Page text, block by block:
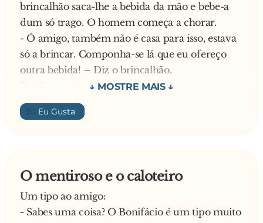
repetir:
- Tem certeza disso?
- Absolutíssima! – respondeu a professora.
Joãozinho levanta então a imensa pilha de
provas, enfia a dele no meio, dá uma
embaralhadinha e diz:
- Então descobra…
brincalhão saca-lhe a bebida da mão e bebe-a
dum só trago. O homem começa a chorar.
- Ó amigo, também não é casa para isso, estava
só a brincar. Componha-se lá que eu ofereço
outra bebida! – Diz o brincalhão.
Explica o primeiro:
- Não vale a pena! Hoje é o meu dia de azar.
Acordei e em vez da minha mulher a meu lado,
descubro um bilhete a dizer que tinha fugido
para sempre com o meu melhor amigo. Assim
tropeço e parto uma perna. Chega ao hospital e,
depois de examinado, avisam-me de que estou
com uma doença incurável. Chego ao emprego,
👍🏼
O mentiroso e o caloteiro
Um tipo ao amigo:
- Sabes uma coisa? O Bonifácio é um tipo muito